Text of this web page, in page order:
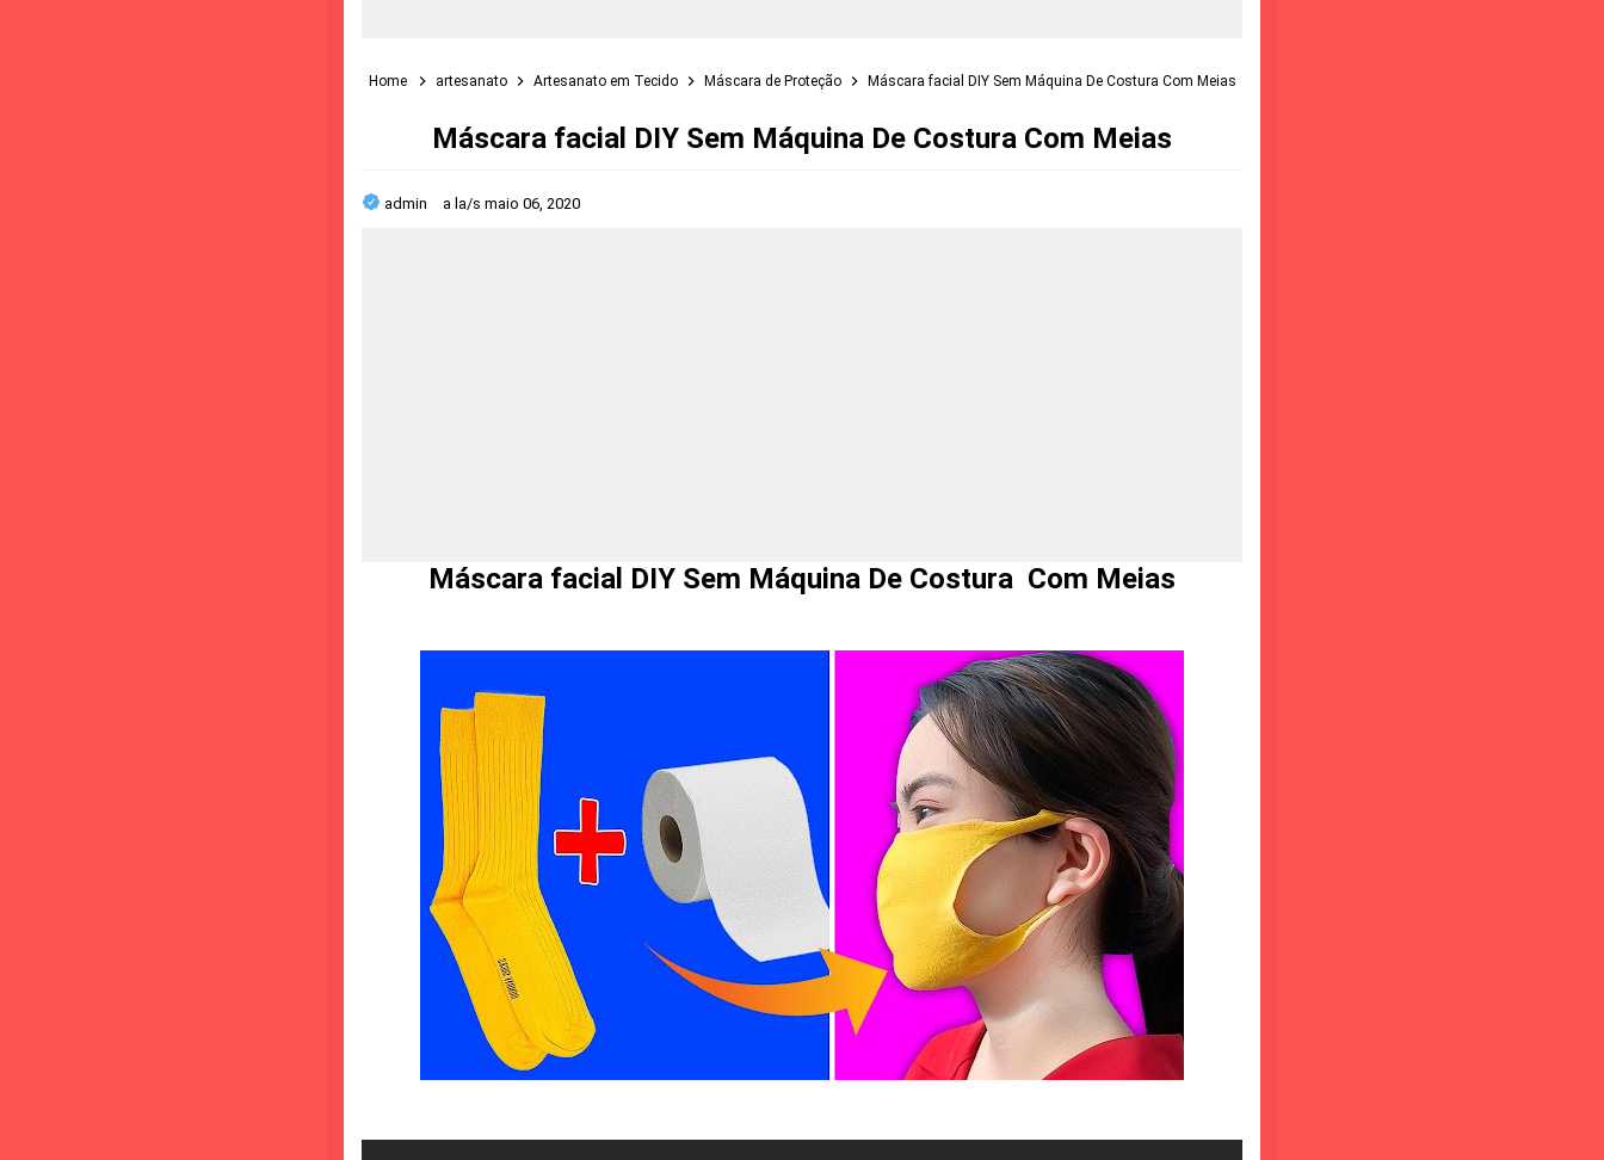
Home artesanato Artesanato em Tecido Máscara de Proteção Máscara facial DIY Sem Máquina De Costura Com Meias
Máscara facial DIY Sem Máquina De Costura Com Meias
admin a la/s maio 06, 2020
Máscara facial DIY Sem Máquina De Costura Com Meias